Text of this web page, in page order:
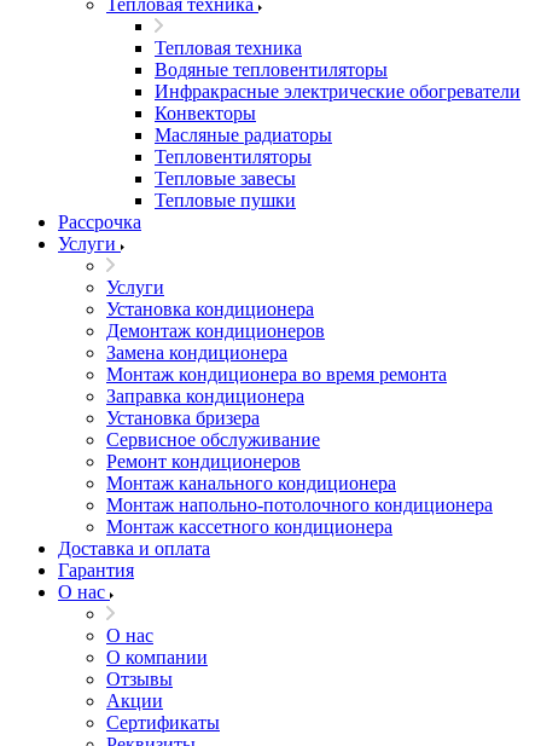
Тепловая техника
Тепловая техника
Водяные тепловентиляторы
Инфракрасные электрические обогреватели
Конвекторы
Масляные радиаторы
Тепловентиляторы
Тепловые завесы
Тепловые пушки
Рассрочка
Услуги
Услуги
Установка кондиционера
Демонтаж кондиционеров
Замена кондиционера
Монтаж кондиционера во время ремонта
Заправка кондиционера
Установка бризера
Сервисное обслуживание
Ремонт кондиционеров
Монтаж канального кондиционера
Монтаж напольно-потолочного кондиционера
Монтаж кассетного кондиционера
Доставка и оплата
Гарантия
О нас
О нас
О компании
Отзывы
Акции
Cертификаты